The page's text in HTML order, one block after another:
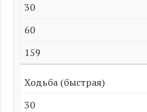
30
60
159
Ходьба (быстрая)
30